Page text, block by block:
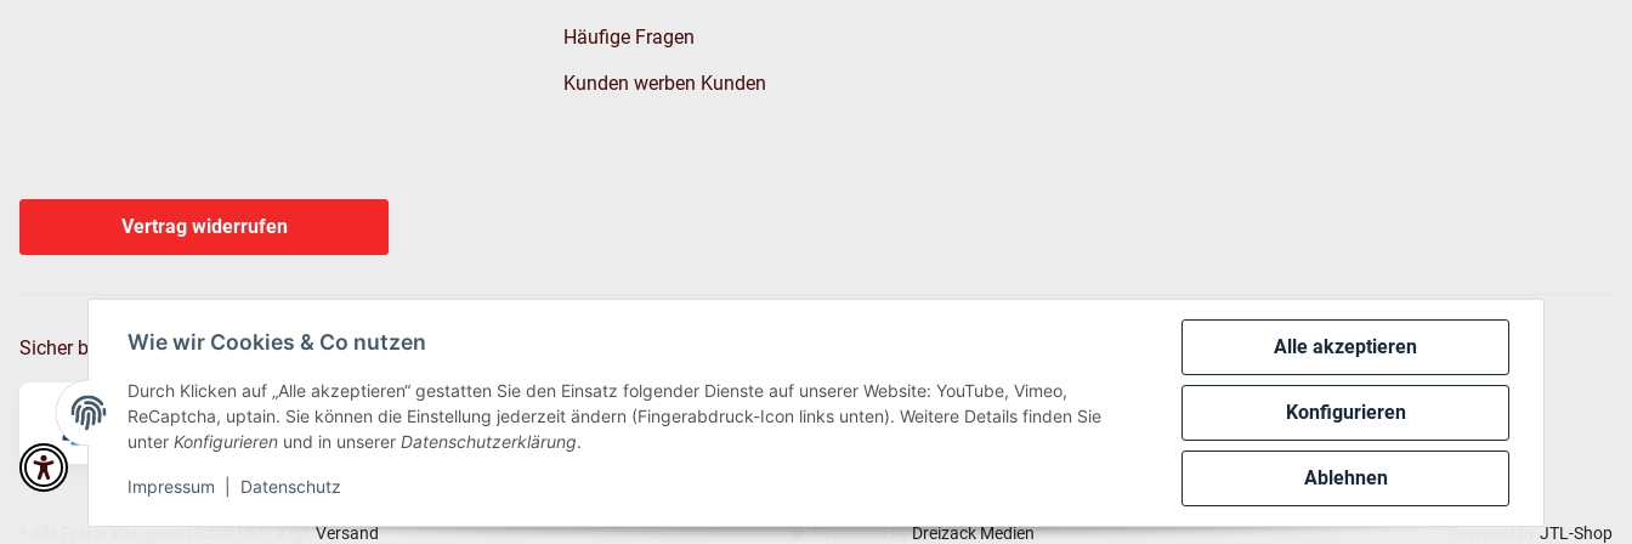
Alle akzeptieren
Konfigurieren
Ablehnen
Wie wir Cookies & Co nutzen
Durch Klicken auf „Alle akzeptieren“ gestatten Sie den Einsatz folgender Dienste auf unserer Website: YouTube, Vimeo,
ReCaptcha, uptain. Sie können die Einstellung jederzeit ändern (Fingerabdruck-Icon links unten). Weitere Details finden Sie
unter Konfigurieren und in unserer Datenschutzerklärung.
Impressum Datenschutz
Häufige Fragen
Kunden werben Kunden
Vertrag widerrufen
Sicher bezahlen via:
* Alle Preise inkl. gesetzlicher USt., zzgl.Versand Perfected byDreizack Medien. JTL-Shop